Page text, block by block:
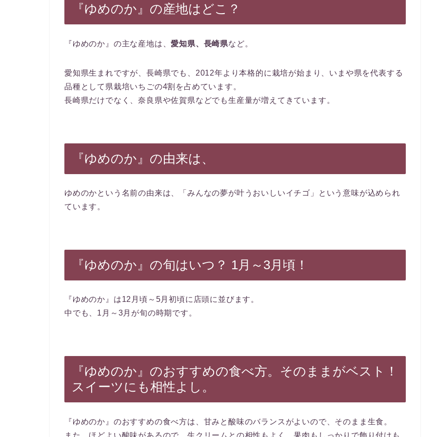
『ゆめのか』の産地はどこ？
『ゆめのか』の主な産地は、愛知県、長崎県など。
愛知県生まれですが、長崎県でも、2012年より本格的に栽培が始まり、いまや県を代表する
品種として県栽培いちごの4割を占めています。
長崎県だけでなく、奈良県や佐賀県などでも生産量が増えてきています。
『ゆめのか』の由来は、
ゆめのかという名前の由来は、「みんなの夢が叶うおいしいイチゴ」という意味が込められ
ています。
『ゆめのか』の旬はいつ？ 1月～3月頃！
『ゆめのか』は12月頃～5月初頃に店頭に並びます。
中でも、1月～3月が旬の時期です。
『ゆめのか』のおすすめの食べ方。そのままがベスト！
スイーツにも相性よし。
『ゆめのか』のおすすめの食べ方は、甘みと酸味のバランスがよいので、そのまま生食。
また、ほどよい酸味があるので、生クリームとの相性もよく、果肉もしっかりで飾り付けも